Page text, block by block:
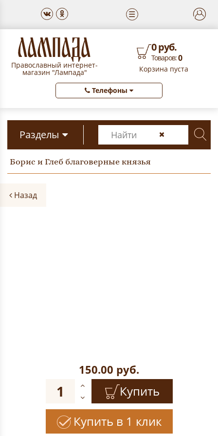
☰
Православный интернет-
магазин "Лампада"
0 руб.
Товаров:0
Корзина пуста
Телефоны
Разделы
Борис и Глеб благоверные князья
Назад
150.00 руб.
Купить
Купить в 1 клик